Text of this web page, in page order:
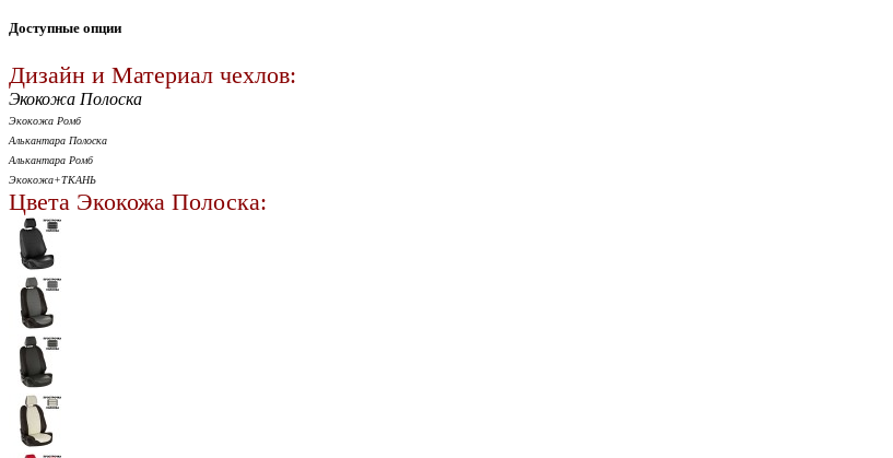
Доступные опции
Дизайн и Материал чехлов:
Экокожа Полоска
Экокожа Ромб
Алькантара Полоска
Алькантара Ромб
Экокожа+ТКАНЬ
Цвета Экокожа Полоска: